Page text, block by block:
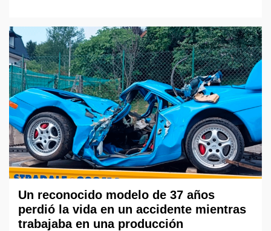
Un reconocido modelo de 37 años
perdió la vida en un accidente mientras
trabajaba en una producción